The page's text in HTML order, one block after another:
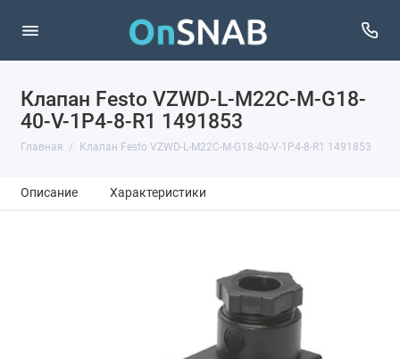
Клапан Festo VZWD-L-M22C-M-G18-
40-V-1P4-8-R1 1491853
Главная Клапан Festo VZWD-L-M22C-M-G18-40-V-1P4-8-R1 1491853
Описание Характеристики